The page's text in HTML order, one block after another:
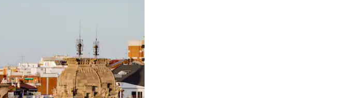
a nadol alebo ich preskúmať pomocou dotykových gest či potiahnutia prstom.